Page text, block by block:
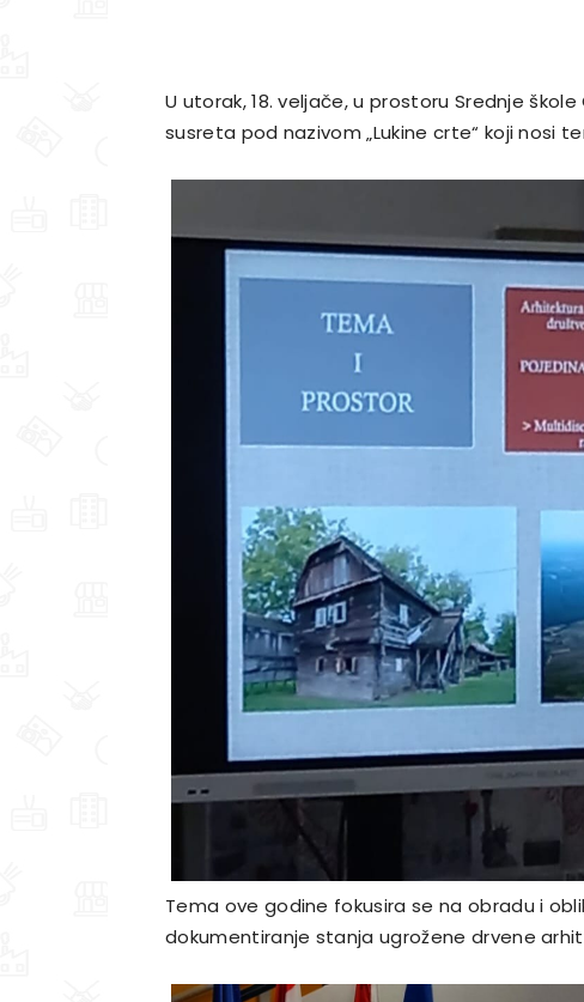
U utorak, 18. veljače, u prostoru Srednje
susreta pod nazivom „Lukine crte“ koji nosi
Tema ove godine fokusira se na obradu i
dokumentiranje stanja ugrožene drvene